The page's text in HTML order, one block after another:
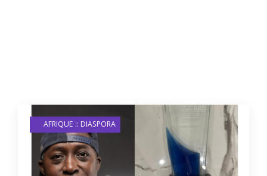
AFRIQUE :: DIASPORA